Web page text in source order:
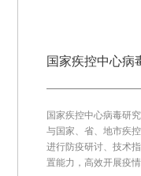
国家疾控中心病
国家疾控中心病毒研
与国家、省、地市疾
进行防疫研讨、技术
置能力，高效开展疫情